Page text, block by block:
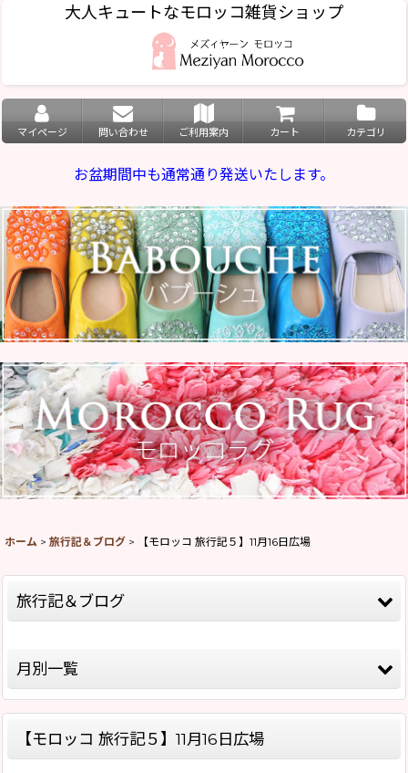
大人キュートなモロッコ雑貨ショップ
マイページ 問い合わせ ご利用案内 カート カテゴリ
お盆期間中も通常通り発送いたします。
ホーム > 旅行記＆ブログ > 【モロッコ 旅行記５】11月16日広場
【モロッコ 旅行記５】11月16日広場
旅行記＆ブログ
モロッコ旅行記Season8(2026)
モロッコ旅行記Season5(2019)
月別一覧
2026年
2025年